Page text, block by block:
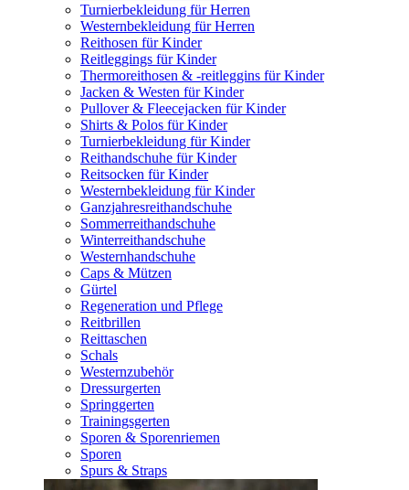
Turnierbekleidung für Herren
Westernbekleidung für Herren
Reithosen für Kinder
Reitleggings für Kinder
Thermoreithosen & -reitleggins für Kinder
Jacken & Westen für Kinder
Pullover & Fleecejacken für Kinder
Shirts & Polos für Kinder
Turnierbekleidung für Kinder
Reithandschuhe für Kinder
Reitsocken für Kinder
Westernbekleidung für Kinder
Ganzjahresreithandschuhe
Sommerreithandschuhe
Winterreithandschuhe
Westernhandschuhe
Caps & Mützen
Gürtel
Regeneration und Pflege
Reitbrillen
Reittaschen
Schals
Westernzubehör
Dressurgerten
Springgerten
Trainingsgerten
Sporen & Sporenriemen
Sporen
Spurs & Straps